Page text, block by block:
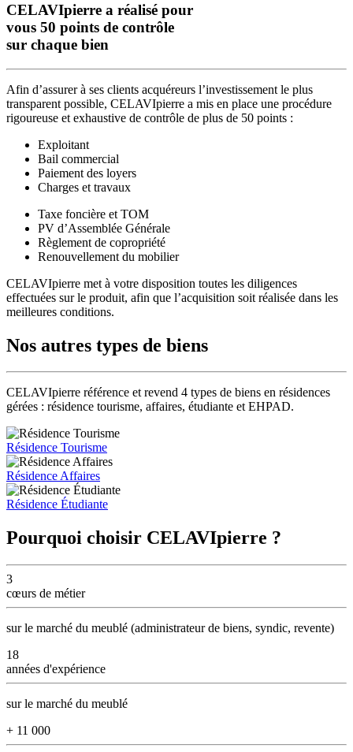
CELAVIpierre a réalisé pour
vous 50 points de contrôle
sur chaque bien
Afin d’assurer à ses clients acquéreurs l’investissement le plus
transparent possible, CELAVIpierre a mis en place une procédure
rigoureuse et exhaustive de contrôle de plus de 50 points :
Exploitant
Bail commercial
Paiement des loyers
Charges et travaux
Taxe foncière et TOM
PV d’Assemblée Générale
Règlement de copropriété
Renouvellement du mobilier
CELAVIpierre met à votre disposition toutes les diligences
effectuées sur le produit, afin que l’acquisition soit réalisée dans les
meilleures conditions.
Nos autres types de biens
CELAVIpierre référence et revend 4 types de biens en résidences
gérées : résidence tourisme, affaires, étudiante et EHPAD.
Résidence Tourisme
Résidence Affaires
Résidence Étudiante
Pourquoi choisir CELAVIpierre ?
3
cœurs de métier
sur le marché du meublé (administrateur de biens, syndic, revente)
18
années d'expérience
sur le marché du meublé
+ 11 000